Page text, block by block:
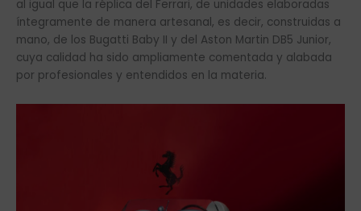
al igual que la réplica del Ferrari, de unidades elaboradas
íntegramente de manera artesanal, es decir, construidas a
mano, de los Bugatti Baby II y del Aston Martin DB5 Junior,
cuya calidad ha sido ampliamente comentada y alabada
por profesionales y entendidos en la materia.